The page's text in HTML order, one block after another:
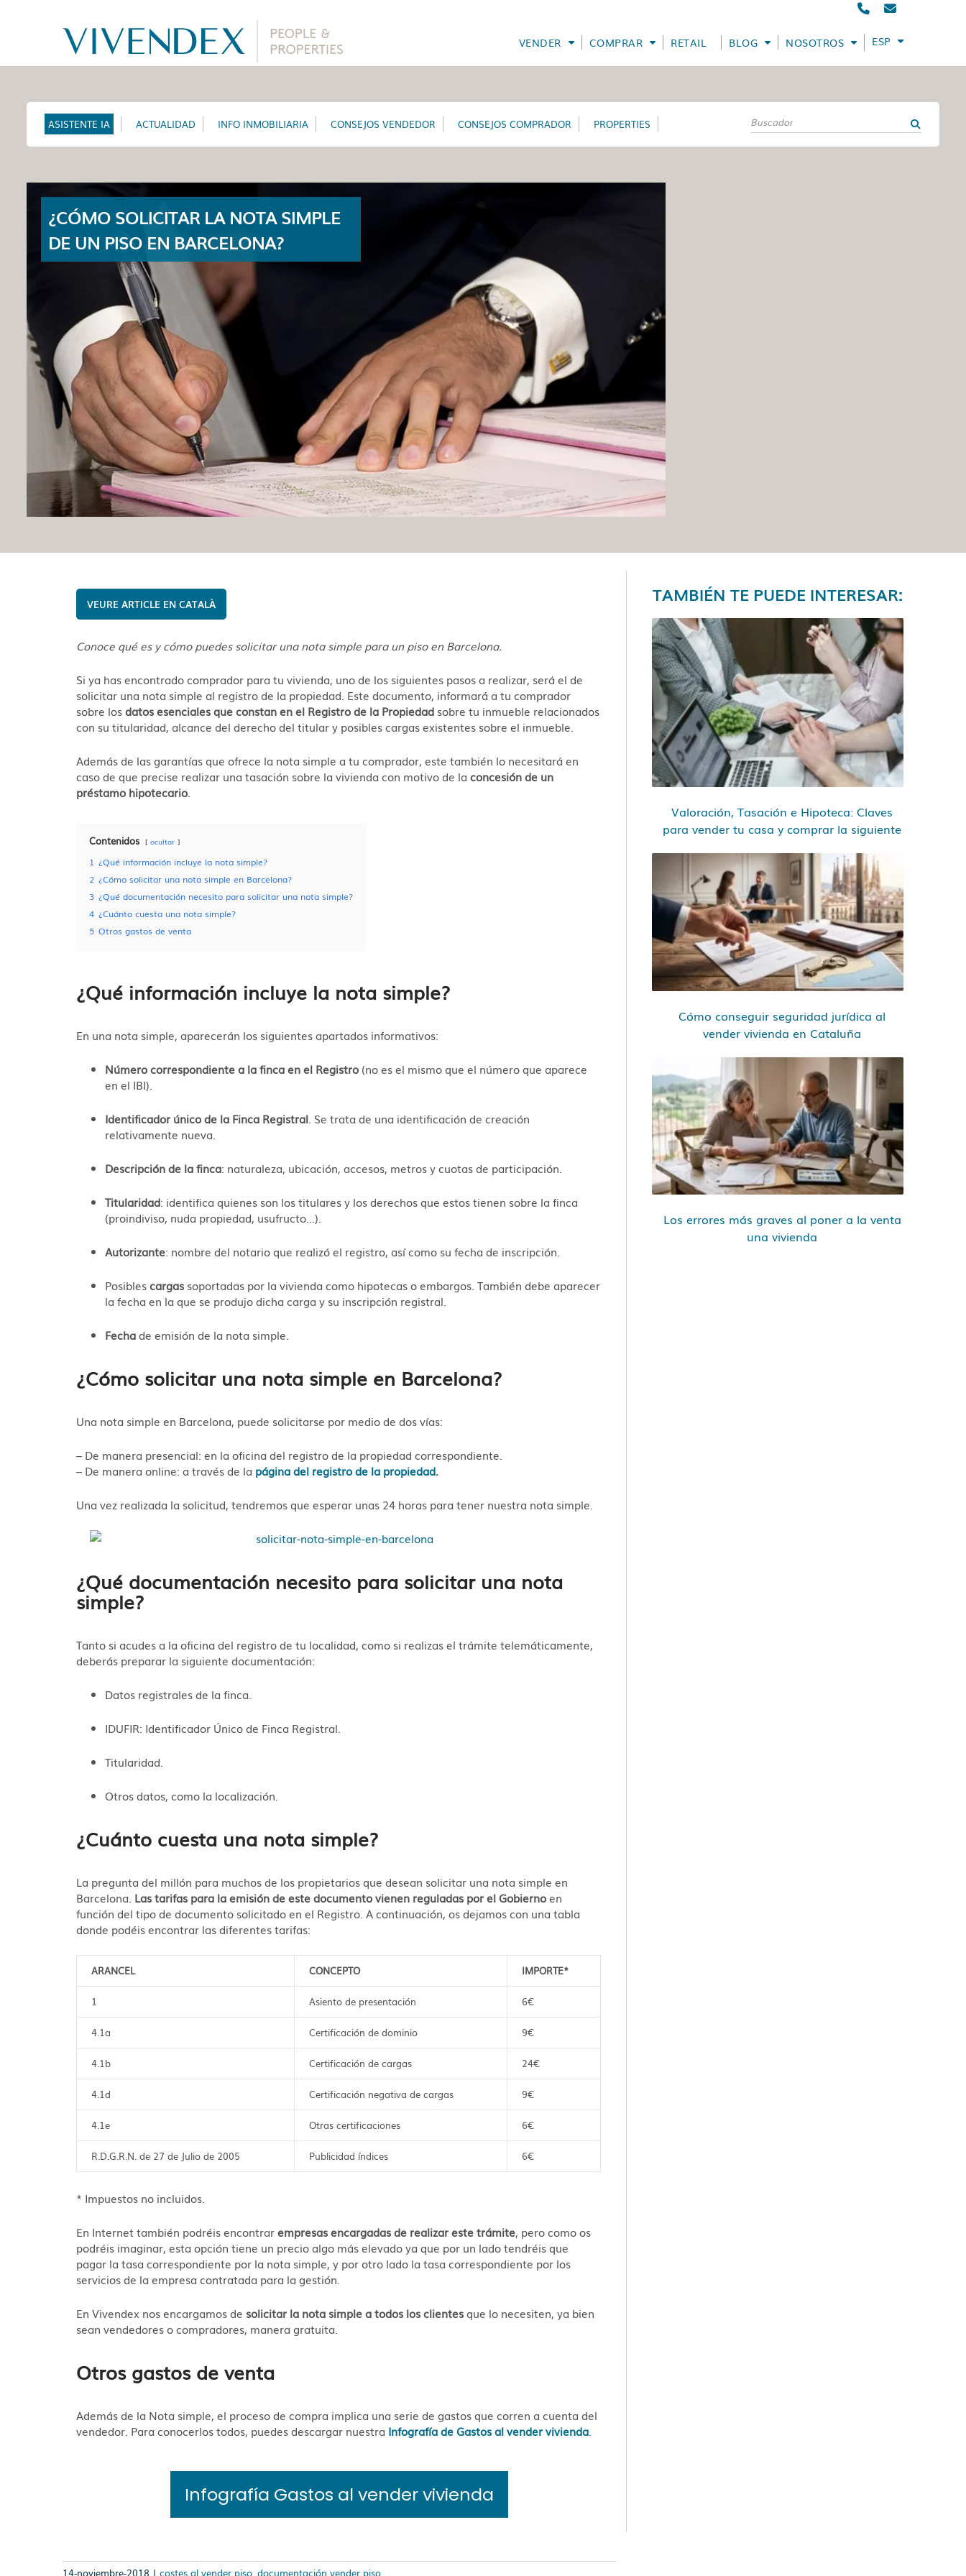
VENDER COMPRAR RETAIL BLOG NOSOTROS ESPAÑOL
ASISTENTE IA ACTUALIDAD INFO INMOBILIARIA CONSEJOS VENDEDOR CONSEJOS COMPRADOR PROPERTIES
¿CÓMO SOLICITAR LA NOTA SIMPLE
DE UN PISO EN BARCELONA?
CATALÀ
Conoce qué es y cómo puedes solicitar una nota simple para un piso en Barcelona.
Si ya has encontrado comprador para tu vivienda, uno de los siguientes pasos a realizar, será el de
solicitar una nota simple al registro de la propiedad. Este documento, informará a tu comprador
sobre losdatos esenciales que constan en el Registro de la Propiedad sobre tu inmueble relacionados
con su titularidad, alcance del derecho del titular y posibles cargas existentes sobre el inmueble.
Además de las garantías que ofrece la nota simple a tu comprador, este también lo necesitará en
caso de que precise realizar una tasación sobre la vivienda con motivo de la concesión de un
préstamo hipotecario
Contenidos ocultar
1 ¿Qué información incluye la nota simple?
2 ¿Cómo solicitar una nota simple en Barcelona?
3 ¿Qué documentación necesito para solicitar una nota simple?
4 ¿Cuánto cuesta una nota simple?
5 Otros gastos de venta
¿Qué información incluye la nota simple?
En una nota simple, aparecerán los siguientes apartados informativos:
Número correspondiente a la finca en el Registro (no es el mismo que el número que aparece
en el IBI).
Identificador único de la Finca Registral . Se trata de una identificación de creación
relativamente nueva.
Descripción de la finca: naturaleza, ubicación, accesos, metros y cuotas de participación.
Titularidad: identifica quienes son los titulares y los derechos que estos tienen sobre la finca
(proindiviso, nuda propiedad, usufructo…).
Autorizante: nombre del notario que realizó el registro, así como su fecha de inscripción.
Posiblescargas soportadas por la vivienda como hipotecas o embargos. También debe aparecer
la fecha en la que se produjo dicha carga y su inscripción registral.
Fechade emisión de la nota simple.
¿Cómo solicitar una nota simple en Barcelona?
Una nota simple en Barcelona, puede solicitarse por medio de dos vías:
– De manera presencial: en la oficina del registro de la propiedad correspondiente.
– De manera online: a través de la página del registro de la propiedad.
Una vez realizada la solicitud, tendremos que esperar unas 24 horas para tener nuestra nota simple.
¿Qué documentación necesito para solicitar una nota
simple?
Tanto si acudes a la oficina del registro de tu localidad, como si realizas el trámite telemáticamente,
deberás preparar la siguiente documentación:
Datos registrales de la finca.
IDUFIR: Identificador Único de Finca Registral.
Titularidad.
Otros datos, como la localización.
¿Cuánto cuesta una nota simple?
La pregunta del millón para muchos de los propietarios que desean solicitar una nota simple en
Barcelona. Las tarifas para la emisión de este documento vienen reguladas por el Gobiernoen
función del tipo de documento solicitado en el Registro. A continuación, os dejamos con una tabla
donde podéis encontrar las diferentes tarifas:
ARANCEL CONCEPTO IMPORTE*
1 Asiento de presentación 6€
4.1a Certificación de dominio 9€
4.1b Certificación de cargas 24€
4.1d Certificación negativa de cargas 9€
4.1e Otras certificaciones 6€
R.D.G.R.N. de 27 de Julio de 2005 Publicidad índices 6€
* Impuestos no incluidos.
En Internet también podréis encontrarempresas encargadas de realizar este trámite, pero como os
podréis imaginar, esta opción tiene un precio algo más elevado ya que por un lado tendréis que
pagar la tasa correspondiente por la nota simple, y por otro lado la tasa correspondiente por los
servicios de la empresa contratada para la gestión.
En Vivendex nos encargamos de solicitar la nota simple a todos los clientesque lo necesiten, ya bien
sean vendedores o compradores, manera gratuita.
Otros gastos de venta
Además de la Nota simple, el proceso de compra implica una serie de gastos que corren a cuenta del
vendedor. Para conocerlos todos, puedes descargar nuestra Infografía de Gastos al vender vivienda
Infografía Gastos al vender vivienda
14-noviembre-2018 | costes al vender piso documentación vender piso
TAMBIÉN TE PUEDE INTERESAR:
Valoración, Tasación e Hipoteca: Claves
para vender tu casa y comprar la siguiente
Cómo conseguir seguridad jurídica al
vender vivienda en Cataluña
Los errores más graves al poner a la venta
una vivienda